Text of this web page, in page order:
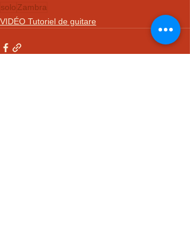
solo Zambra
VIDÉO Tutoriel de guitare